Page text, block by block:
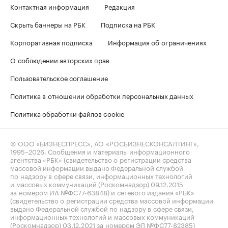
Контактная информация
Редакция
Скрыть баннеры на РБК
Подписка на РБК
Корпоративная подписка
Информация об ограничениях
О соблюдении авторских прав
Пользовательское соглашение
Политика в отношении обработки персональных данных
Политика обработки файлов cookie
© ООО «БИЗНЕСПРЕСС», АО «РОСБИЗНЕСКОНСАЛТИНГ»,
1995–2026 . Сообщения и материалы информационного
агентства «РБК» (свидетельство о регистрации средства
массовой информации выдано Федеральной службой
по надзору в сфере связи, информационных технологий
и массовых коммуникаций (Роскомнадзор) 09.12.2015
за номером ИА №ФС77-63848) и сетевого издания «РБК»
(свидетельство о регистрации средства массовой информации
выдано Федеральной службой по надзору в сфере связи,
информационных технологий и массовых коммуникаций
(Роскомнадзор) 03.12.2021 за номером ЭЛ №ФС77-82385)